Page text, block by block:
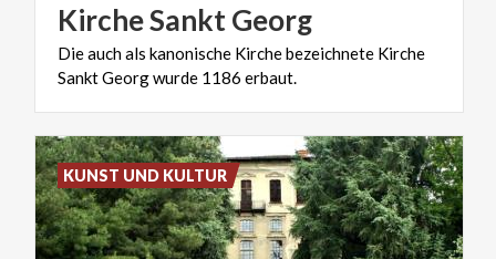
KircheSanktGeorg
Dieauchals kanonische Kirchebezeichnete Kirche
SanktGeorgwurde 1186 erbaut.
KUNST UND KULTUR